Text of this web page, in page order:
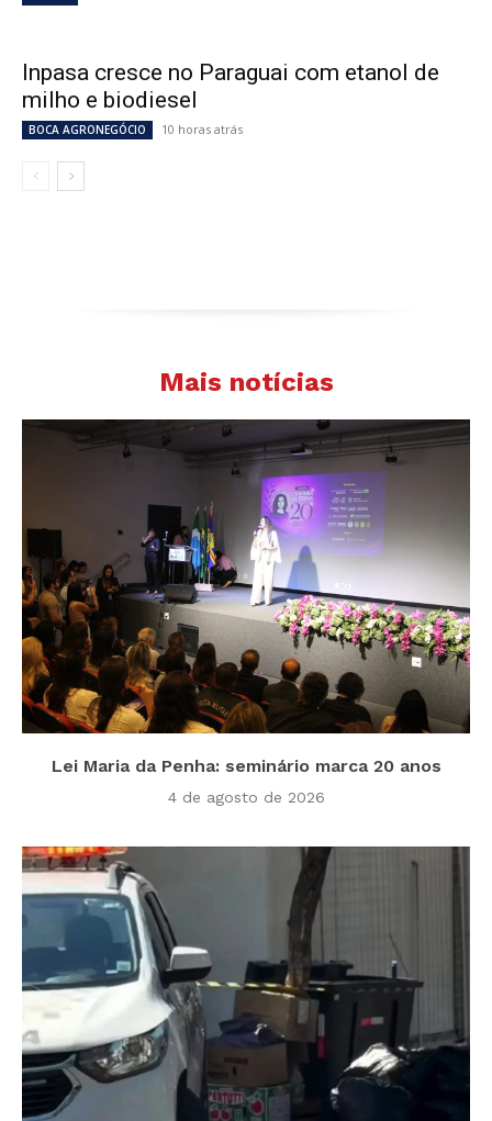
Inpasa cresce no Paraguai com etanol de
milho e biodiesel
BOCA AGRONEGÓCIO 10 horas atrás
Mais notícias
Lei Maria da Penha: seminário marca 20 anos
4 de agosto de 2026